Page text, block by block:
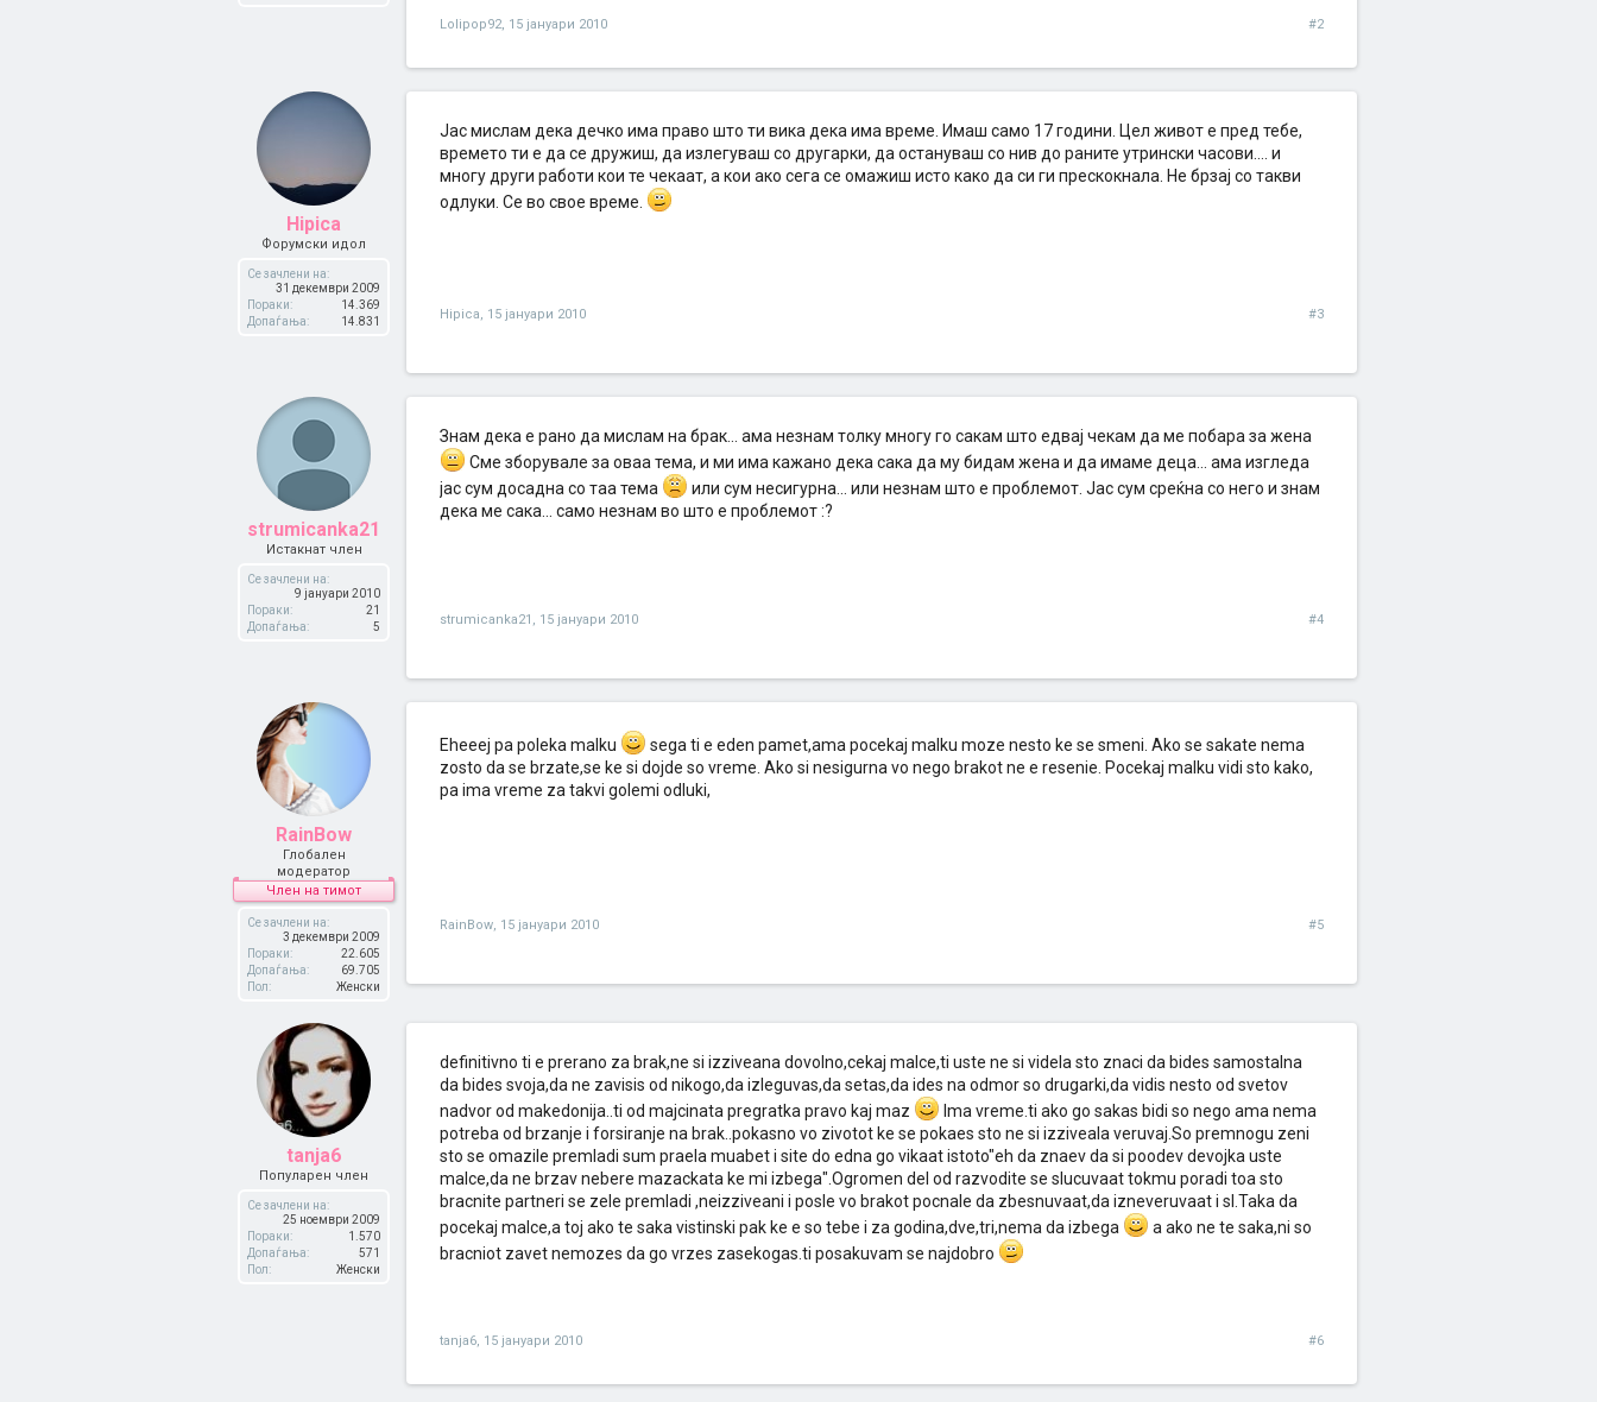
Lolipop92, 15 јануари 2010 #2
Hipica
Форумски идол
Се зачлени на:
31 декември 2009
Пораки:
14.369
Допаѓања:
14.831
Јас мислам дека дечко има право што ти вика дека има време. Имаш само 17 години. Цел живот е пред тебе,
времето ти е да се дружиш, да излегуваш со другарки, да остануваш со нив до раните утрински часови.... и
многу други работи кои те чекаат, а кои ако сега се омажиш исто како да си ги прескокнала. Не брзај со такви
одлуки. Се во свое време.
Hipica, 15 јануари 2010 #3
strumicanka21
Истакнат член
Се зачлени на:
9 јануари 2010
Пораки:
21
Допаѓања:
5
Знам дека е рано да мислам на брак... ама незнам толку многу го сакам што едвај чекам да ме побара за жена
Сме зборувале за оваа тема, и ми има кажано дека сака да му бидам жена и да имаме деца... ама изгледа
јас сум досадна со таа тема
или сум несигурна... или незнам што е проблемот. Јас сум среќна со него и знам
дека ме сака... само незнам во што е проблемот :?
strumicanka21 , 15 јануари 2010 #4
RainBow
Глобален
модератор
Член на тимот
Се зачлени на:
3 декември 2009
Пораки:
22.605
Допаѓања:
69.705
Пол:
Женски
Eheeej pa poleka malku
sega ti e eden pamet,ama pocekaj malku moze nesto ke se smeni. Ako se sakate nema
zosto da se brzate,se ke si dojde so vreme. Ako si nesigurna vo nego brakot ne e resenie. Pocekaj malku vidi sto kako,
pa ima vreme za takvi golemi odluki,
RainBow, 15 јануари 2010 #5
tanja6
Популарен член
Се зачлени на:
25 ноември 2009
Пораки:
1.570
Допаѓања:
571
Пол:
Женски
definitivno ti e prerano za brak,ne si izziveana dovolno,cekaj malce,ti uste ne si videla sto znaci da bides samostalna
da bides svoja,da ne zavisis od nikogo,da izleguvas,da setas,da ides na odmor so drugarki,da vidis nesto od svetov
nadvor od makedonija..ti od majcinata pregratka pravo kaj maz
Ima vreme.ti ako go sakas bidi so nego ama nema
potreba od brzanje i forsiranje na brak..pokasno vo zivotot ke se pokaes sto ne si izziveala veruvaj.So premnogu zeni
sto se omazile premladi sum praela muabet i site do edna go vikaat istoto"eh da znaev da si poodev devojka uste
malce,da ne brzav nebere mazackata ke mi izbega".Ogromen del od razvodite se slucuvaat tokmu poradi toa sto
bracnite partneri se zele premladi ,neizziveani i posle vo brakot pocnale da zbesnuvaat,da izneveruvaat i sl.Taka da
pocekaj malce,a toj ako te saka vistinski pak ke e so tebe i za godina,dve,tri,nema da izbega
a ako ne te saka,ni so
bracniot zavet nemozes da go vrzes zasekogas.ti posakuvam se najdobro
tanja6, 15 јануари 2010 #6